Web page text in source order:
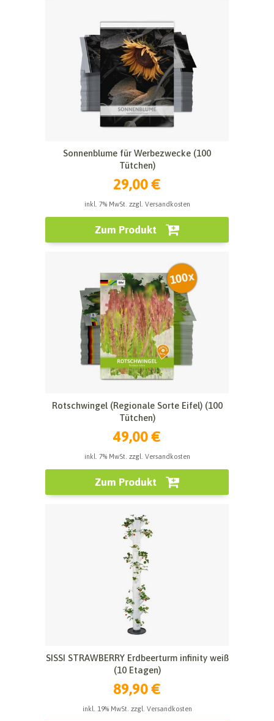
Sonnenblume für Werbezwecke (100
Tütchen)
29,00 €
inkl. 7% MwSt. zzgl. Versandkosten
Zum Produkt
Rotschwingel (Regionale Sorte Eifel) (100
Tütchen)
49,00 €
inkl. 7% MwSt. zzgl. Versandkosten
Zum Produkt
SISSI STRAWBERRY Erdbeerturm infinity weiß
(10 Etagen)
89,90 €
inkl. 19% MwSt. zzgl. Versandkosten